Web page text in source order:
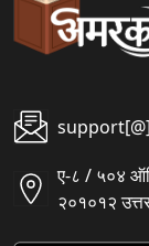
ए-८ / ५०४
२०१०१२